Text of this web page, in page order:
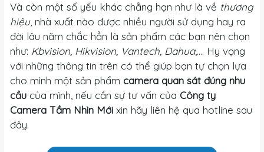
Và còn một số yếu khác chẳng hạn như là về thương
hiệu, nhà xuất nào được nhiều người sử dụng hay ra
đời lâu năm chắc hẳn là sản phẩm các bạn nên chọn
như: Kbvision, Hikvision, Vantech, Dahua,.... Hy vọng
với những thông tin trên có thể giúp bạn tự chọn lựa
cho mình một sản phẩm camera quan sát đúng nhu
cầu của mình, nếu cần sự tư vấn của Công ty
Camera Tầm Nhìn Mới xin hãy liên hệ qua hotline sau
đây.